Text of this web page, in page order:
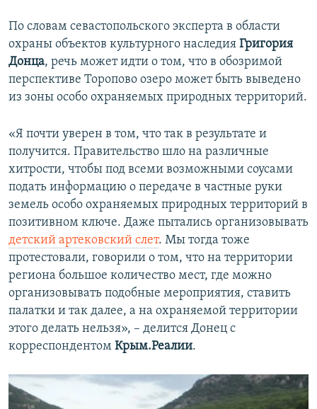
По словам севастопольского эксперта в области
охраны объектов культурного наследия Григория
Донца, речь может идти о том, что в обозримой
перспективе Торопово озеро может быть выведено
из зоны особо охраняемых природных территорий.
«Я почти уверен в том, что так в результате и
получится. Правительство шло на различные
хитрости, чтобы под всеми возможными соусами
подать информацию о передаче в частные руки
земель особо охраняемых природных территорий в
позитивном ключе. Даже пытались организовывать
детский артековский слет. Мы тогда тоже
протестовали, говорили о том, что на территории
региона большое количество мест, где можно
организовывать подобные мероприятия, ставить
палатки и так далее, а на охраняемой территории
этого делать нельзя», – делится Донец с
корреспондентом Крым.Реалии.